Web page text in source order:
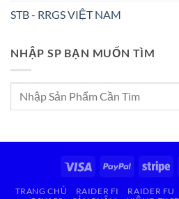
STB - RRGS VIỆT NAM
NHẬP SP BẠN MUỐN TÌM
Visa PayPal
TRANG CHỦ RAIDER FI RAIDER FU